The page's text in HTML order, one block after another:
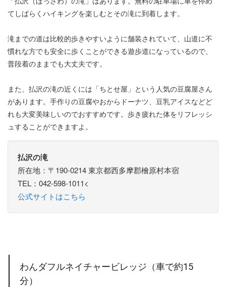
てしばらくハイキングを楽しむとその滝に到着します。
滝までの道は比較的歩きやすいように舗装されていて、山道に不
慣れな方でも安全に歩くことができる遊歩道になっているので、
普段着のままでも大丈夫です。
また、払沢の滝の近くには「ちとせ屋」という人気の豆腐屋さん
があります。手作りの豆腐やおからドーナツ、豆乳アイスなどど
れも大変美味しいのでおすすめです。歩き疲れた体をリフレッシ
ュすることができますよ。
払沢の滝
所在地：〒190-0214 東京都西多摩郡檜原村本宿
TEL：042-598-1011<
公式サイトはこちら
わんダフルネイチャービレッジ（車で約15
分）